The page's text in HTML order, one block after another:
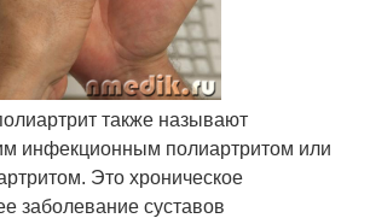
также называют
инфекционным полиартритом или
Это хроническое
заболевание суставов